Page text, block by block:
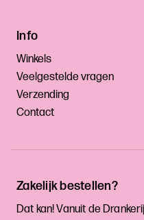
Zakelijk bestellen?
Dat kan! Vanuit de
Info
Winkels
Veelgestelde vragen
Verzending
Contact